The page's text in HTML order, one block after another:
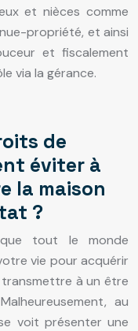
et nièces comme
propriété, et ainsi
et fiscalement
via la gérance.
de
éviter à
la maison
?
tout le monde
vie pour acquérir
à un être
au
voit présenter une